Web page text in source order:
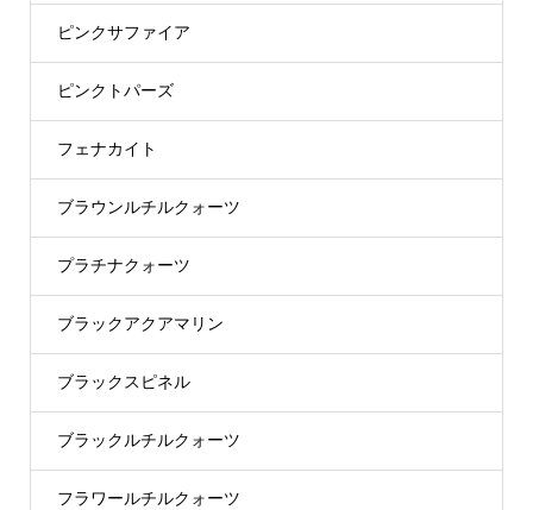
ピンクサファイア
ピンクトパーズ
フェナカイト
ブラウンルチルクォーツ
プラチナクォーツ
ブラックアクアマリン
ブラックスピネル
ブラックルチルクォーツ
フラワールチルクォーツ